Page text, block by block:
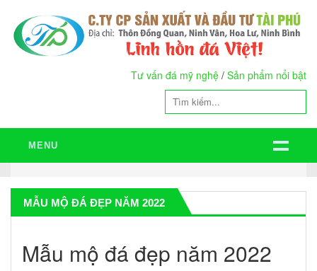
Tư vấn đá mỹ nghệ / Sản phẩm nổi bật
MENU
MẪU MỘ ĐÁ ĐẸP NĂM 2022
Mẫu mộ đá đẹp năm 2022